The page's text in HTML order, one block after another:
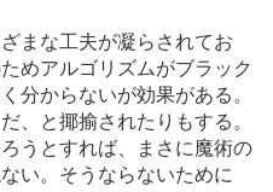
まな工夫が凝らされてお
めアルゴリズムがブラック
分からないが効果がある。
、と揶揄されたりもする。
うとすれば、まさに魔術の
い。そうならないために